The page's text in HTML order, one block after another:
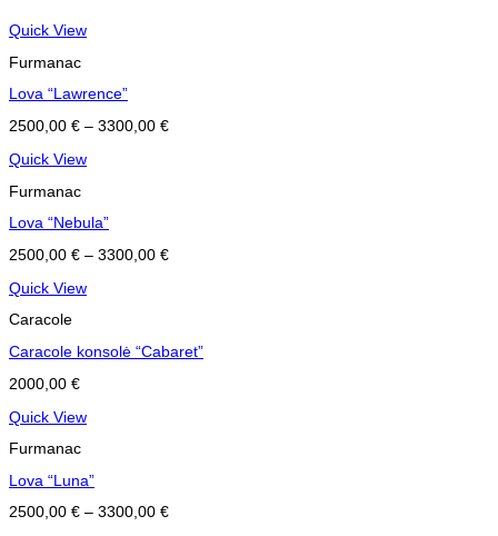
Quick View
Furmanac
Lova “Lawrence”
2500,00 € – 3300,00 €
Quick View
Furmanac
Lova “Nebula”
2500,00 € – 3300,00 €
Quick View
Caracole
Caracole konsolė “Cabaret”
2000,00 €
Quick View
Furmanac
Lova “Luna”
2500,00 € – 3300,00 €